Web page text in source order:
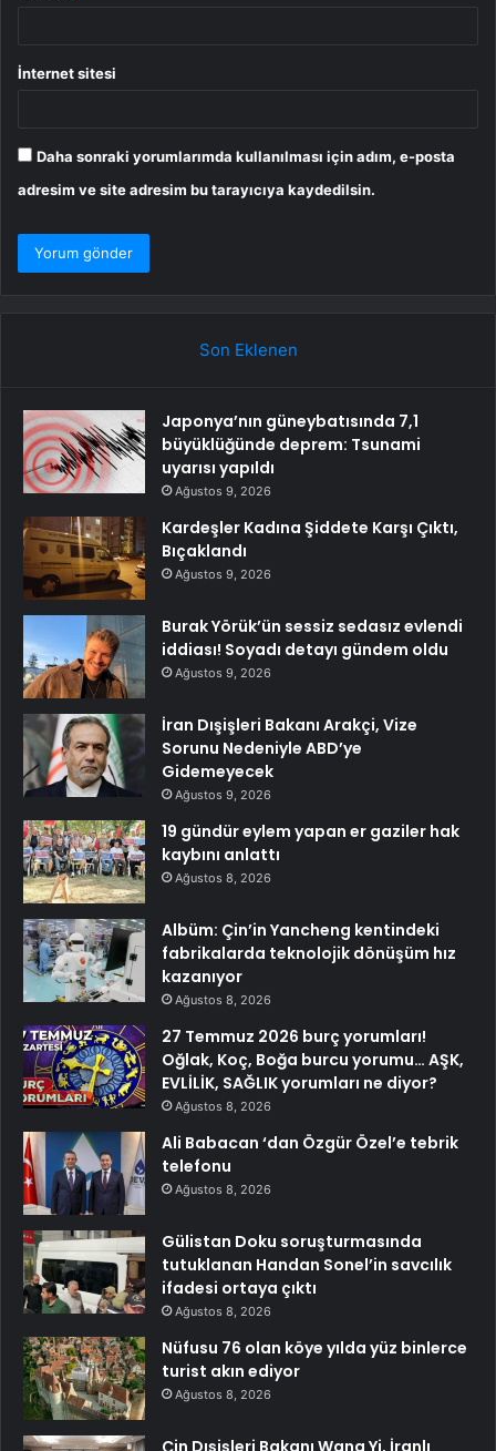
İnternet sitesi
Daha sonraki yorumlarımda kullanılması için adım, e-posta
adresim ve site adresim bu tarayıcıya kaydedilsin.
Son Eklenen
Japonya’nın güneybatısında 7,1
büyüklüğünde deprem: Tsunami
uyarısı yapıldı
Ağustos 9, 2026
Kardeşler Kadına Şiddete Karşı Çıktı,
Bıçaklandı
Ağustos 9, 2026
Burak Yörük’ün sessiz sedasız evlendi
iddiası! Soyadı detayı gündem oldu
Ağustos 9, 2026
İran Dışişleri Bakanı Arakçi, Vize
Sorunu Nedeniyle ABD’ye
Gidemeyecek
Ağustos 9, 2026
19 gündür eylem yapan er gaziler hak
kaybını anlattı
Ağustos 8, 2026
Albüm: Çin’in Yancheng kentindeki
fabrikalarda teknolojik dönüşüm hız
kazanıyor
Ağustos 8, 2026
27 Temmuz 2026 burç yorumları!
Oğlak, Koç, Boğa burcu yorumu… AŞK,
EVLİLİK, SAĞLIK yorumları ne diyor?
Ağustos 8, 2026
Ali Babacan ‘dan Özgür Özel’e tebrik
telefonu
Ağustos 8, 2026
Gülistan Doku soruşturmasında
tutuklanan Handan Sonel’in savcılık
ifadesi ortaya çıktı
Ağustos 8, 2026
Nüfusu 76 olan köye yılda yüz binlerce
turist akın ediyor
Ağustos 8, 2026
Çin Dışişleri Bakanı Wang Yi, İranlı